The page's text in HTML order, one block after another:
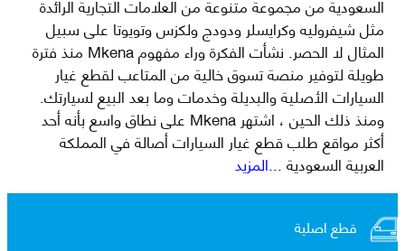
مثل شيفروليه وكرايسلر ودودج ولكزس وتويوتا على سبيل
المثال لا الحصر. نشأت الفكرة وراء مفهوم Mkena منذ فترة
طويلة لتوفير منصة تسوق خالية من المتاعب لقطع غيار
السيارات الأصلية والبديلة وخدمات وما بعد البيع لسيارتك.
ومنذ ذلك الحين ، اشتهر Mkena على نطاق واسع بأنه أحد
أكثر مواقع طلب قطع غيار السيارات أصالة في المملكة
العربية السعودية...المزيد
قطع اصلية